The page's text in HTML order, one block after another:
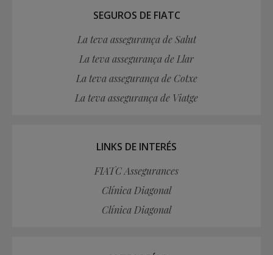
SEGUROS DE FIATC
La teva assegurança de Salut
La teva assegurança de Llar
La teva assegurança de Cotxe
La teva assegurança de Viatge
LINKS DE INTERÉS
FIATC Assegurances
Clínica Diagonal
Clínica Diagonal